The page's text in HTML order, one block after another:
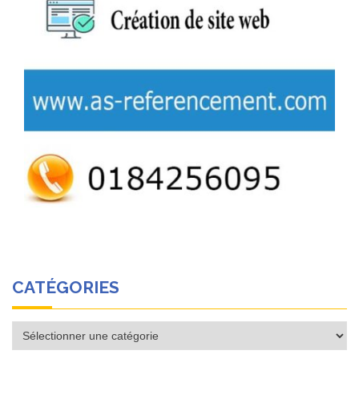
CATÉGORIES
Catégories